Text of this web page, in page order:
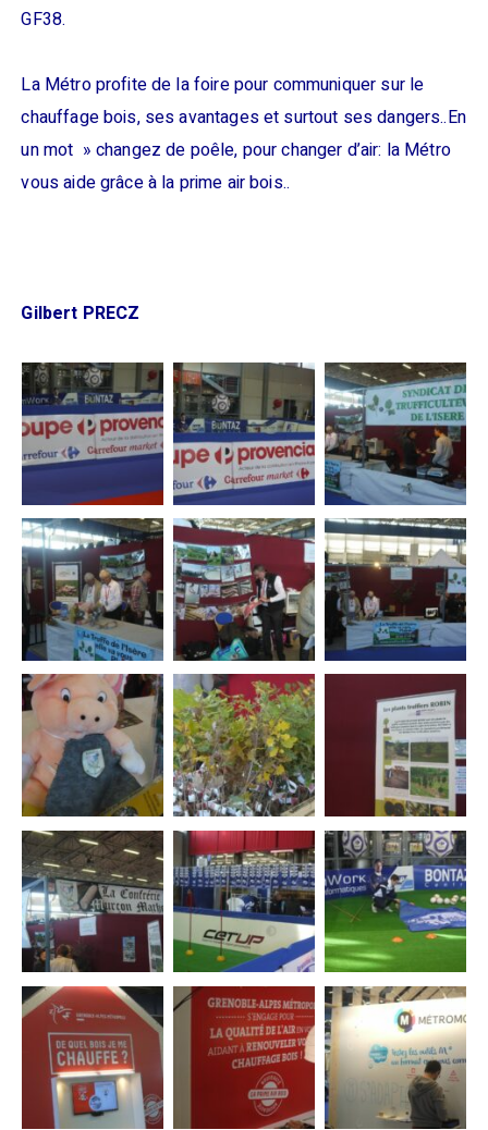
GF38.
La Métro profite de la foire pour communiquer sur le
chauffage bois, ses avantages et surtout ses dangers..En
un mot » changez de poêle, pour changer d’air: la Métro
vous aide grâce à la prime air bois..
Gilbert PRECZ